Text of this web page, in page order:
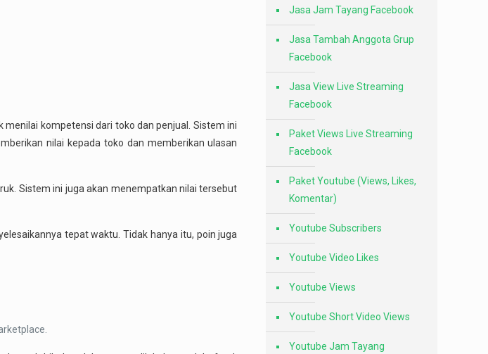
kompetensi dari toko dan penjual. Sistem ini
nilai kepada toko dan memberikan ulasan
Sistem ini juga akan menempatkan nilai tersebut
tepat waktu. Tidak hanya itu, poin juga
Jasa Jam Tayang Facebook
Jasa Tambah Anggota Grup
Facebook
Jasa View Live Streaming
Facebook
Paket Views Live Streaming
Facebook
Paket Youtube (Views, Likes,
Komentar)
Youtube Subscribers
Youtube Video Likes
Youtube Views
Youtube Short Video Views
Youtube Jam Tayang